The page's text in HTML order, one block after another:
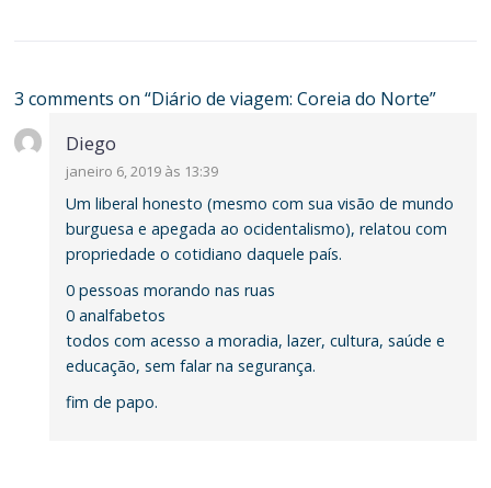
3 comments on “Diário de viagem: Coreia do Norte”
Diego
janeiro 6, 2019 às 13:39
Um liberal honesto (mesmo com sua visão de mundo
burguesa e apegada ao ocidentalismo), relatou com
propriedade o cotidiano daquele país.
0 pessoas morando nas ruas
0 analfabetos
todos com acesso a moradia, lazer, cultura, saúde e
educação, sem falar na segurança.
fim de papo.